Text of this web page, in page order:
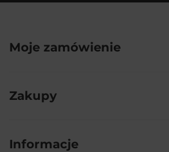
Moje zamówienie
Zakupy
Informacje